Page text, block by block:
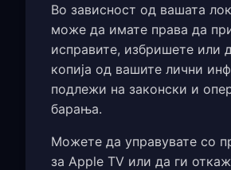
Во зависност од вашата
може да имате права да
исправите, избришете или
копија од вашите лични
подлежи на законски и
барања.
Можете да управувате со
за Apple TV или да ги